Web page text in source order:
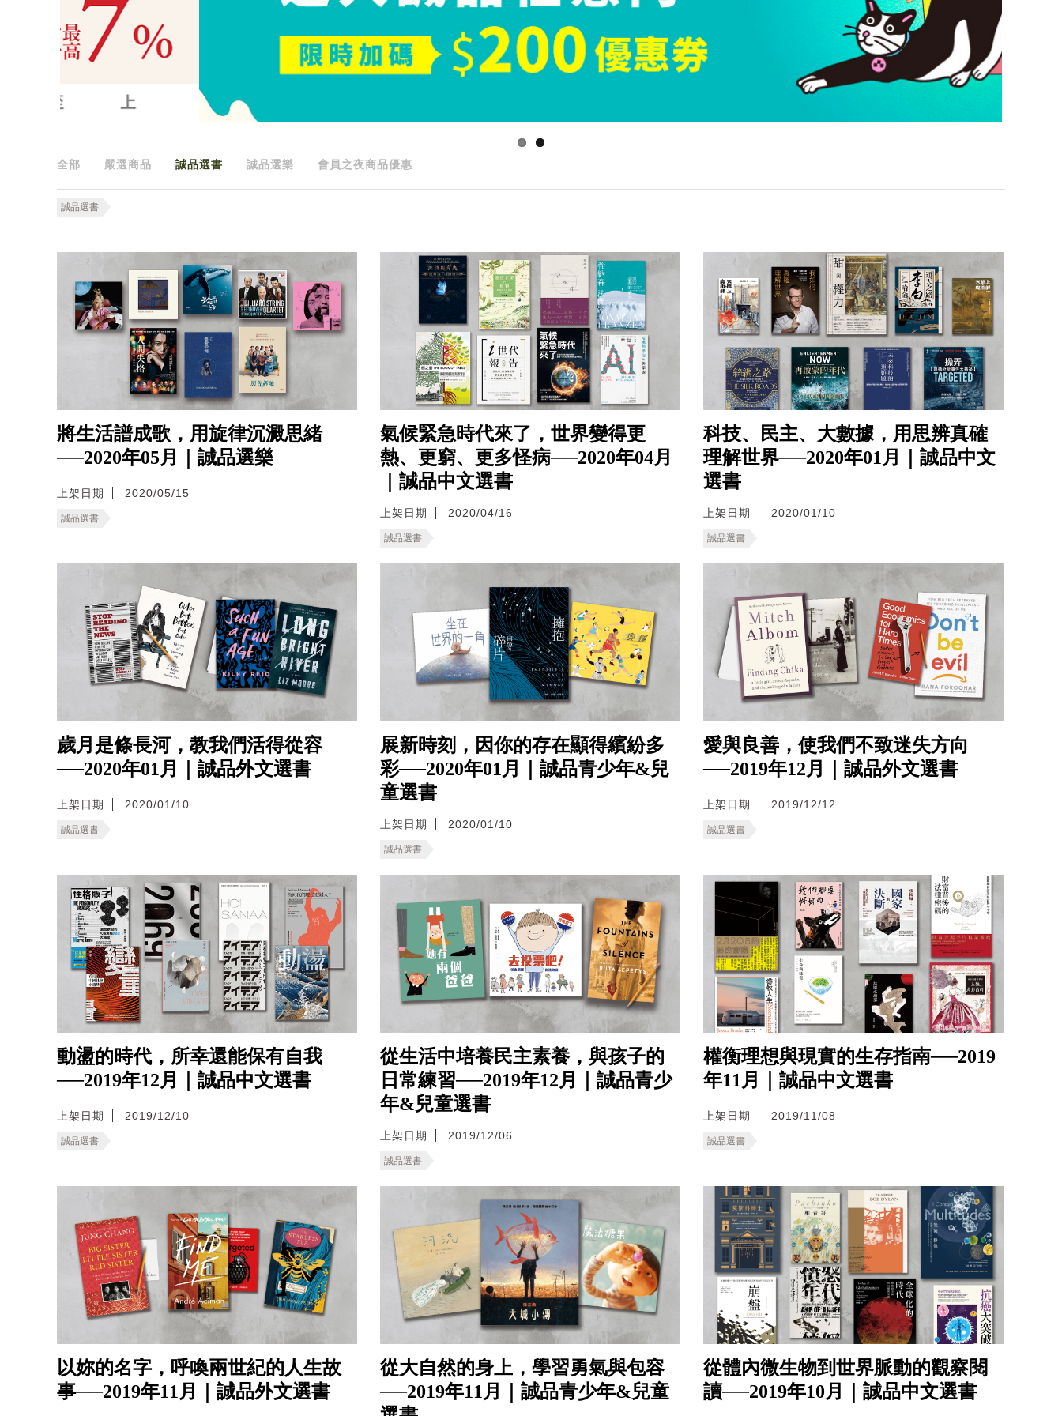
全部 嚴選商品 誠品選書 誠品選樂 會員之夜商品優惠
誠品選書
將生活譜成歌，用旋律沉澱思緒
──2020年05月｜誠品選樂
上架日期 2020/05/15
誠品選書
氣候緊急時代來了，世界變得更
熱、更窮、更多怪病──2020年04月
｜誠品中文選書
上架日期 2020/04/16
誠品選書
科技、民主、大數據，用思辨真確
理解世界──2020年01月｜誠品中文
選書
上架日期 2020/01/10
誠品選書
歲月是條長河，教我們活得從容
──2020年01月｜誠品外文選書
上架日期 2020/01/10
誠品選書
展新時刻，因你的存在顯得繽紛多
彩──2020年01月｜誠品青少年&兒
童選書
上架日期 2020/01/10
誠品選書
愛與良善，使我們不致迷失方向
──2019年12月｜誠品外文選書
上架日期 2019/12/12
誠品選書
動盪的時代，所幸還能保有自我
──2019年12月｜誠品中文選書
上架日期 2019/12/10
誠品選書
從生活中培養民主素養，與孩子的
日常練習──2019年12月｜誠品青少
年&兒童選書
上架日期 2019/12/06
誠品選書
權衡理想與現實的生存指南──2019
年11月｜誠品中文選書
上架日期 2019/11/08
誠品選書
以妳的名字，呼喚兩世紀的人生故
事──2019年11月｜誠品外文選書
從大自然的身上，學習勇氣與包容
──2019年11月｜誠品青少年&兒童
從體內微生物到世界脈動的觀察閱
讀──2019年10月｜誠品中文選書